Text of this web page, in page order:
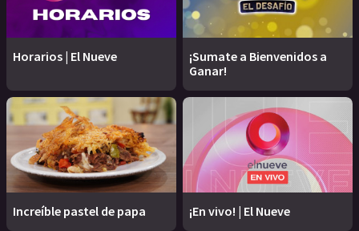
Horarios | El Nueve
¡Sumate a Bienvenidos a
Ganar!
Increíble pastel de papa ¡En vivo! | El Nueve